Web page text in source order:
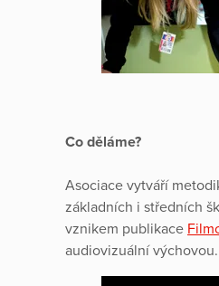
Co děláme?
Asociace vytváří
základních i středních
vznikem publikace
audiovizuální výchovou.